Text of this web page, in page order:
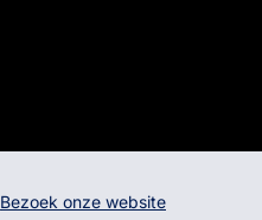
Bezoek onze website